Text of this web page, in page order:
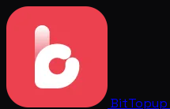
BitTopup